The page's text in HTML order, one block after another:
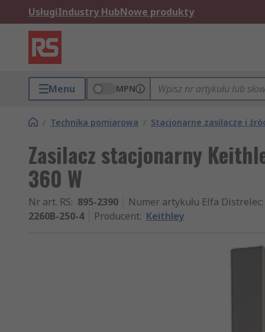
UsługiIndustry HubNowe produkty
Menu MPN
/ Technika pomiarowa / Stacjonarne zasilacze i
Zasilacz stacjonarny
360 W
Nr art. RS: 895-2390 Numer artykułu Elfa Distrelec:
2260B-250-4
Producent: Keithley